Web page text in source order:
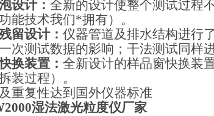
设计： 全新的设计使整个测试过程
能技术我们*拥有）。
留设计： 仪器管道及排水结构进行
次测试数据的影响；干法测试同样
换装置： 全新设计的样品窗快换装
装过程）。
重复性达到国外仪器标准
湿法激光粒度仪厂家